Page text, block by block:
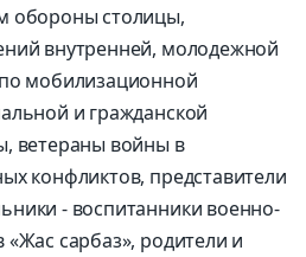
обороны столицы,
внутренней, молодежной
мобилизационной
и гражданской
ветераны войны в
конфликтов, представители
- воспитанники военно-
«Жас сарбаз», родители и